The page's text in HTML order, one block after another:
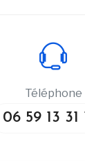
Téléphone
06 59 13 31